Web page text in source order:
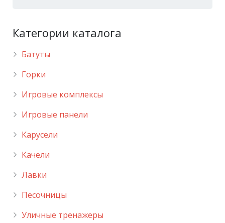
Категории каталога
Батуты
Горки
Игровые комплексы
Игровые панели
Карусели
Качели
Лавки
Песочницы
Уличные тренажеры